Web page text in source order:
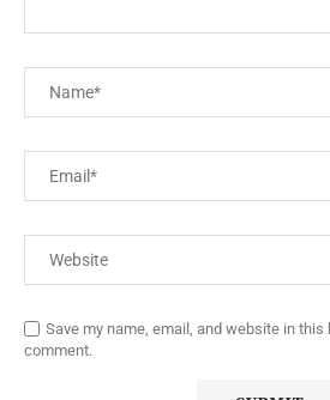
Save my name, email, and website in
comment.